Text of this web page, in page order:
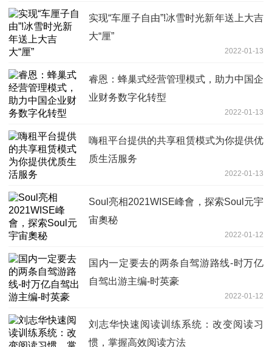
实现“车厘子自由”!冰雪时光新年送上大吉
大“厘”
2022-01-13
睿恩：蜂巢式经营管理模式，助力中国企
业财务数字化转型
2022-01-13
嗨租平台提供的共享租赁模式为你提供优
质生活服务
2022-01-13
Soul亮相2021WISE峰會，探索Soul元宇
宙奧秘
2022-01-12
国内一定要去的两条自驾游路线-时万亿
自驾出游主编-时英豪
2022-01-12
刘志华快速阅读训练系统：改变阅读习
惯，掌握高效阅读方法